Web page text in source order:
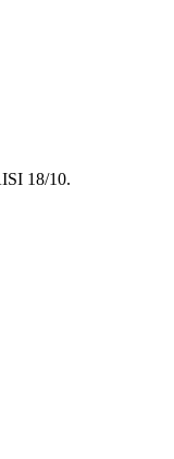
18/10.